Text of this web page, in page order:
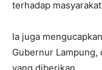
terhadap
Ia juga
Gubernur Lampung,